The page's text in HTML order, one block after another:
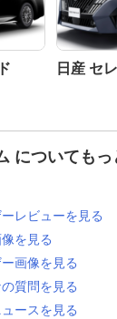
日産 セ
についてもっ
レビューを見る
を見る
画像を見る
質問を見る
ースを見る